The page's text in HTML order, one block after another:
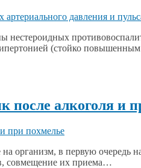
нестероидных
(стойко
алкоголя и
организм, в первую
совмещение их приема…